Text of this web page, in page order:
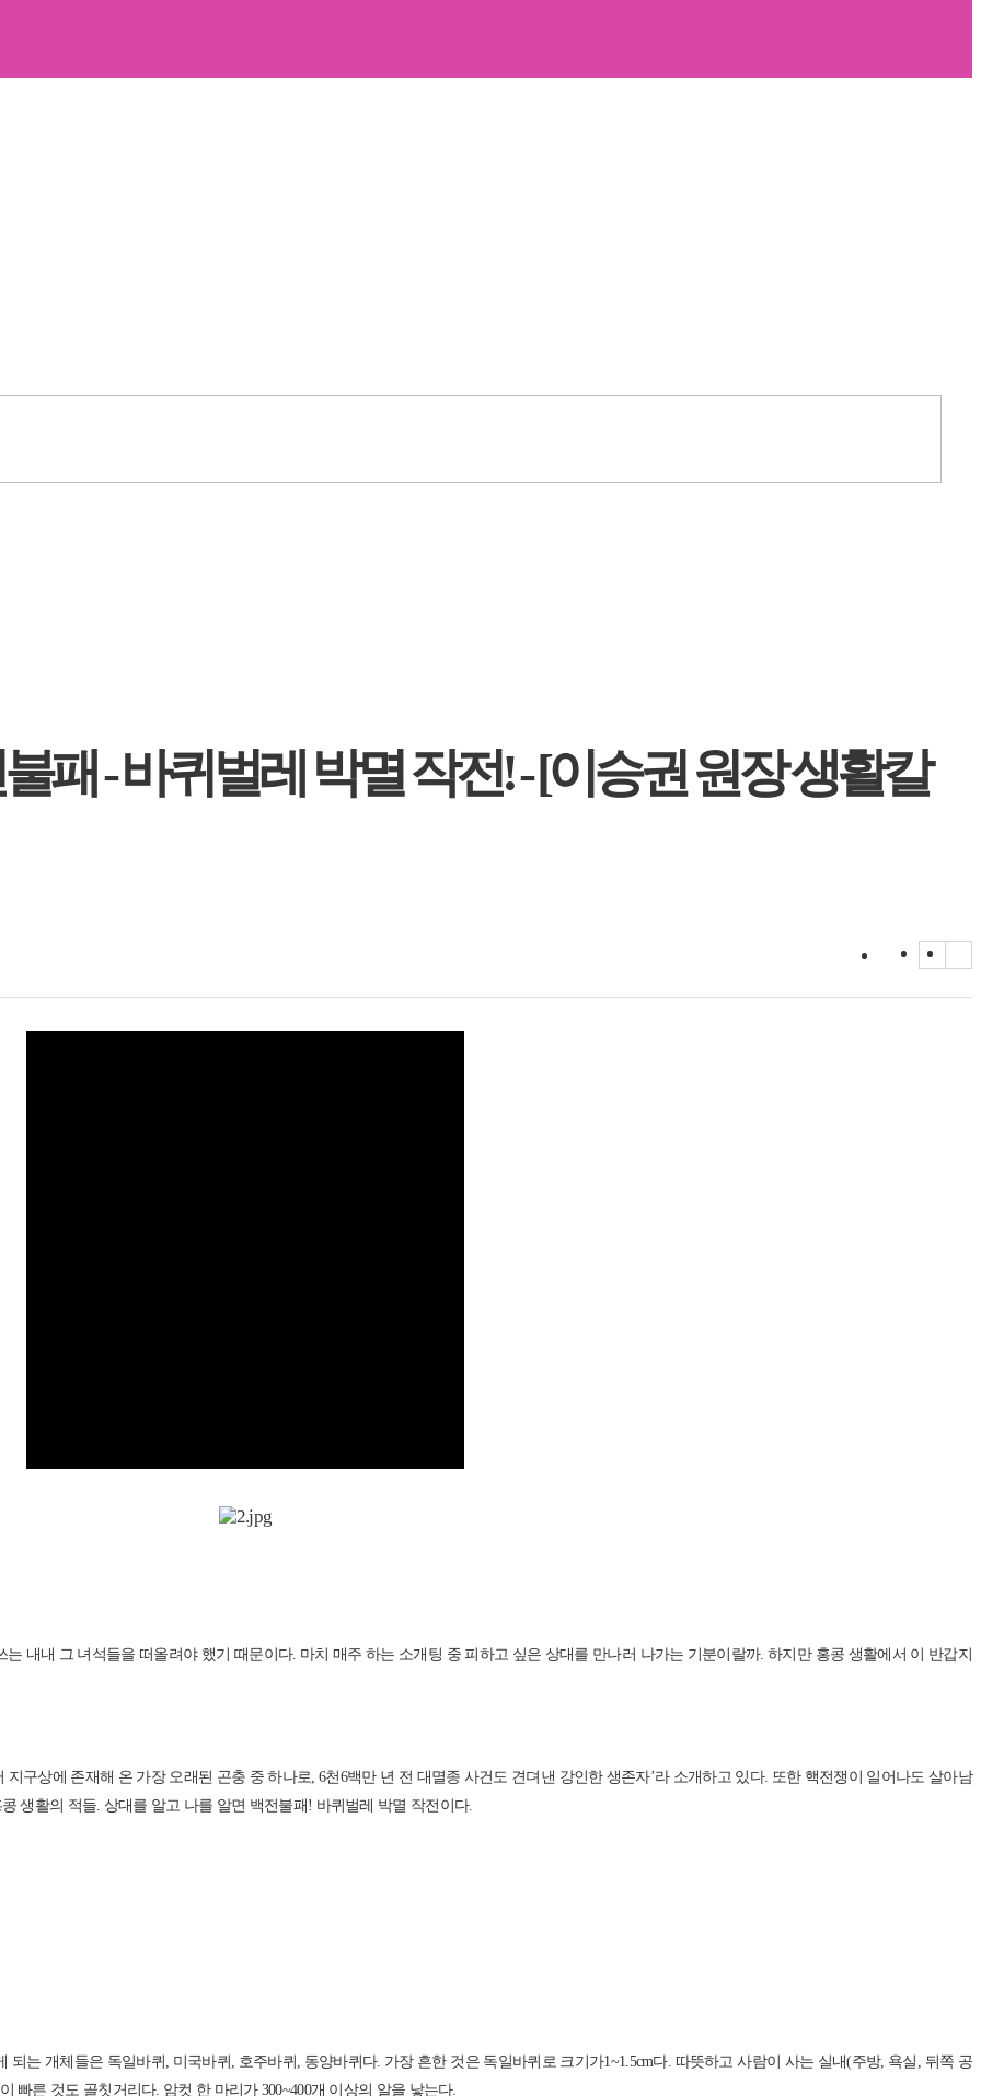
패 - 바퀴벌레 박멸 작전! - [이승권 원장 생활칼
내내 그 녀석들을 떠올려야 했기 때문이다. 마치 매주 하는 소개팅 중 피하고 싶은 상대를 만나러 나가는 기분이랄까. 하지만 홍콩 생활에서 이 반갑지
구상에 존재해 온 가장 오래된 곤충 중 하나로, 6천6백만 년 전 대멸종 사건도 견뎌낸 강인한 생존자’라 소개하고 있다. 또한 핵전쟁이 일어나도 살아남
생활의 적들. 상대를 알고 나를 알면 백전불패! 바퀴벌레 박멸 작전이다.
는 개체들은 독일바퀴, 미국바퀴, 호주바퀴, 동양바퀴다. 가장 흔한 것은 독일바퀴로 크기가1~1.5cm다. 따뜻하고 사람이 사는 실내(주방, 욕실, 뒤쪽 공
른 것도 골칫거리다. 암컷 한 마리가 300~400개 이상의 알을 낳는다.